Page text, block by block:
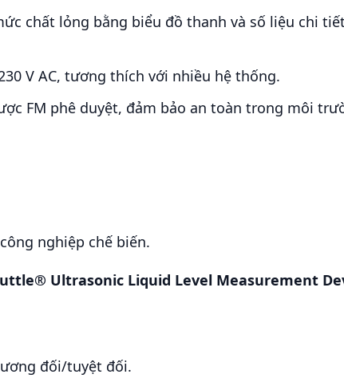
chất lỏng bằng biểu đồ thanh và số liệu chi
V AC, tương thích với nhiều hệ thống.
FM phê duyệt, đảm bảo an toàn trong môi
nghiệp chế biến.
Ultrasonic Liquid Level Measurement
đối/tuyệt đối.